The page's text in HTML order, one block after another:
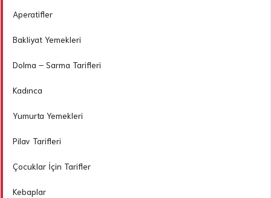
Aperatifler
Bakliyat Yemekleri
Dolma – Sarma Tarifleri
Kadınca
Yumurta Yemekleri
Pilav Tarifleri
Çocuklar İçin Tarifler
Kebaplar